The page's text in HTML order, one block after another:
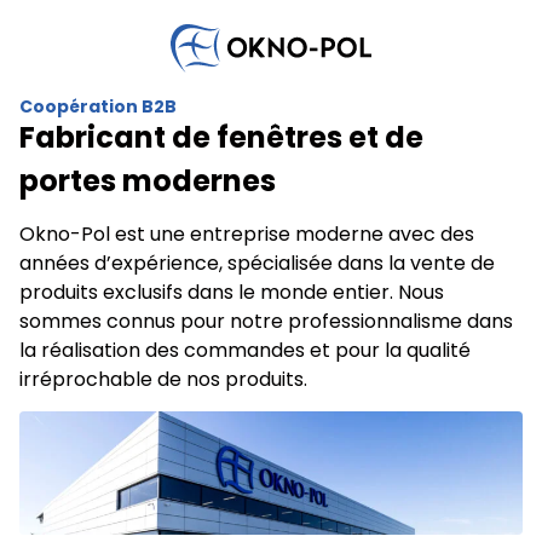
Fabricant de fenêtres et de
portes modernes
Coopération B2B
Okno-Pol est une entreprise moderne avec des
années d’expérience, spécialisée dans la vente de
produits exclusifs dans le monde entier. Nous
sommes connus pour notre professionnalisme dans
la réalisation des commandes et pour la qualité
irréprochable de nos produits.
Nous utilisons des cookies pour personnaliser le contenu
et les annonces, offrir des fonctionnalités de réseaux
sociaux et analyser notre trafic. Nous partageons
notre site avec nos partenaires sociaux, publicitaires et
analytiques. Ces partenaires peuvent combiner ces
informations avec d'autres données que vous leur avez
fournies ou qu'ils ont collectées lors de votre utilisation
de leurs services.
Indispensables
Les cookies indispensables sont cruciaux pour les
fonctions de base du site et le site ne fonctionnera pas
comme prévu sans eux. Ces cookies ne stockent
aucune donnée permettant d'identifier
personnellement un utilisateur.